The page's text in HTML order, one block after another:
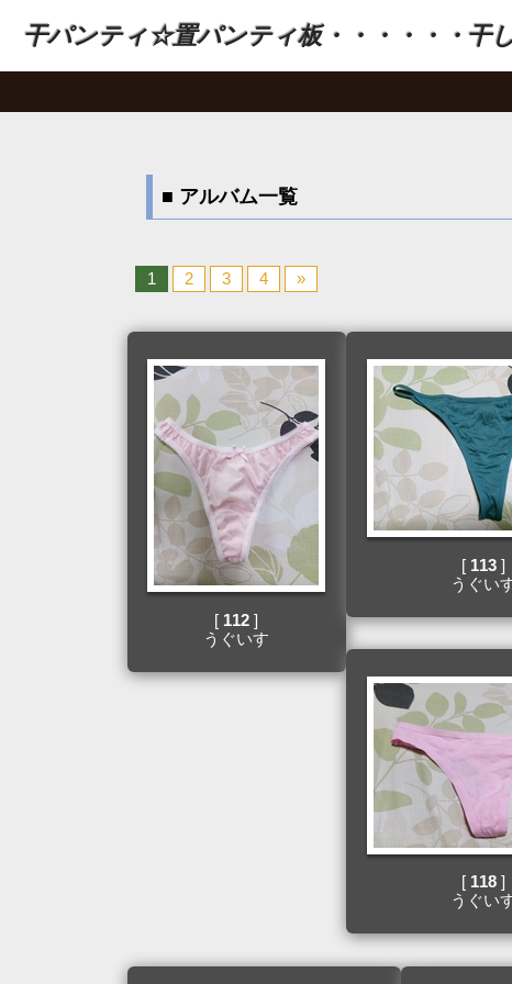
干パンティ☆置パンティ板・・・・・・干
■ アルバム一覧
1 2 3 4 »
[ 112 ]
うぐいす
[ 113]
うぐい
[ 118]
うぐい